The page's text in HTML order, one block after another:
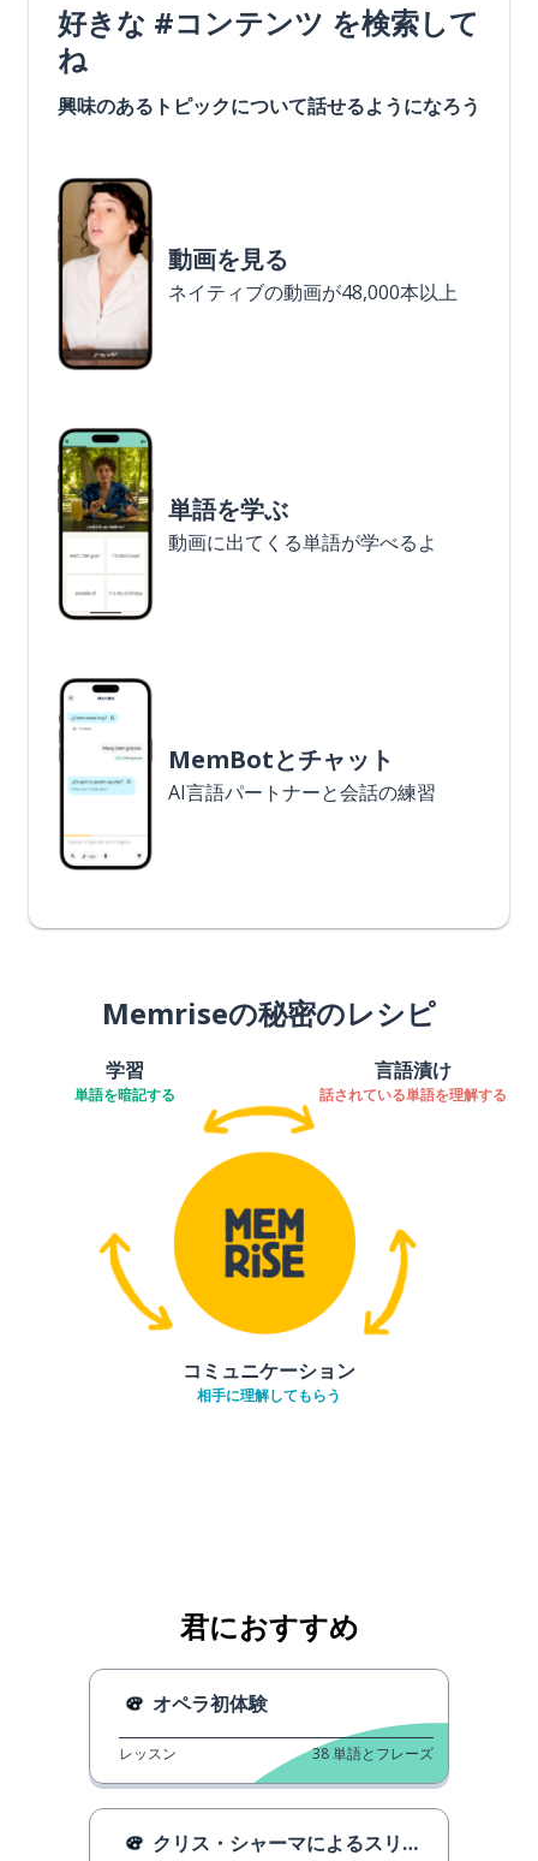
好きな #コンテンツ を検索して
ね
興味のあるトピックについて話せるようになろう
動画を見る
ネイティブの動画が48,000本以上
単語を学ぶ
動画に出てくる単語が学べるよ
MemBotとチャット
AI言語パートナーと会話の練習
Memriseの秘密のレシピ
学習
単語を暗記する
言語漬け
話されている単語を理解する
コミュニケーション
相手に理解してもらう
君におすすめ
オペラ初体験
レッスン 38単語とフレーズ
クリス・シャーマによるスリーピング・ライオン